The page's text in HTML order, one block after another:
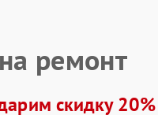
ремонт
скидку 20%